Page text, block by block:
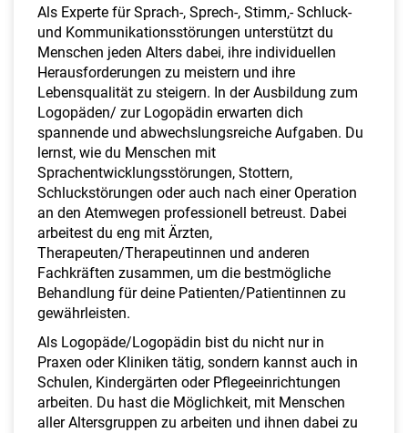
Als Experte für Sprach-, Sprech-, Stimm,- Schluck-
und Kommunikationsstörungen unterstützt du
Menschen jeden Alters dabei, ihre individuellen
Herausforderungen zu meistern und ihre
Lebensqualität zu steigern. In der Ausbildung zum
Logopäden/ zur Logopädin erwarten dich
spannende und abwechslungsreiche Aufgaben. Du
lernst, wie du Menschen mit
Sprachentwicklungsstörungen, Stottern,
Schluckstörungen oder auch nach einer Operation
an den Atemwegen professionell betreust. Dabei
arbeitest du eng mit Ärzten,
Therapeuten/Therapeutinnen und anderen
Fachkräften zusammen, um die bestmögliche
Behandlung für deine Patienten/Patientinnen zu
gewährleisten.
Als Logopäde/Logopädin bist du nicht nur in
Praxen oder Kliniken tätig, sondern kannst auch in
Schulen, Kindergärten oder Pflegeeinrichtungen
arbeiten. Du hast die Möglichkeit, mit Menschen
aller Altersgruppen zu arbeiten und ihnen dabei zu